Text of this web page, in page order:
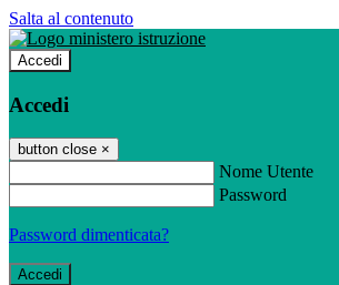
Salta al contenuto
Accedi
Accedi
button close ×
Nome Utente
Password
Password dimenticata?